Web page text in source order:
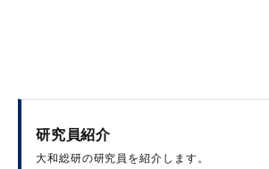
研究員紹介
大和総研の研究員を紹介します。